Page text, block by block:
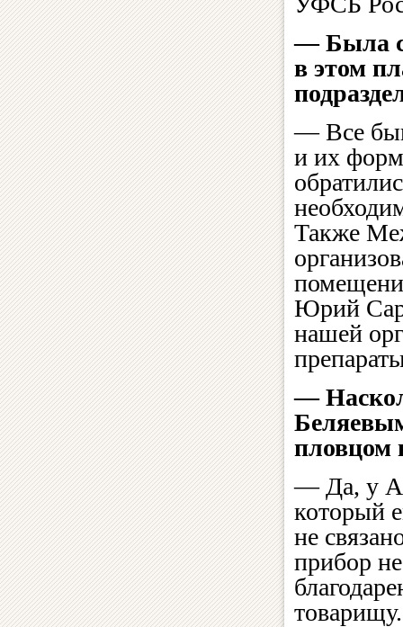
— Была
в этом
— Все
и их
Также
Юрий
нашей
—
пловцом
— Да, у
который
не
прибор
товарищу.